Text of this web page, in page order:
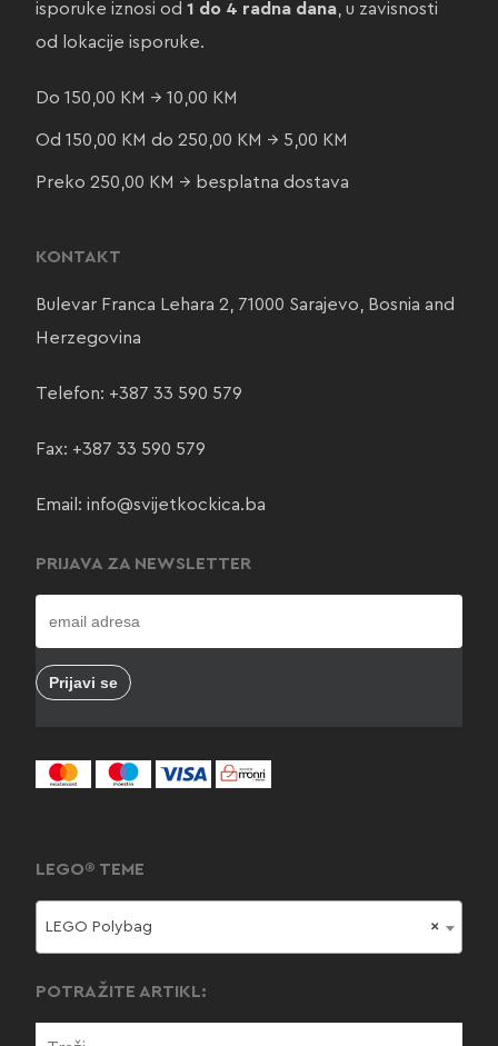
isporuke iznosi od 1 do 4 radna dana, u zavisnosti
od lokacije isporuke.
Do 150,00 KM → 10,00 KM
Od 150,00 KM do 250,00 KM → 5,00 KM
Preko 250,00 KM → besplatna dostava
KONTAKT
Bulevar Franca Lehara 2, 71000 Sarajevo, Bosnia and
Herzegovina
Telefon: +387 33 590 579
Fax: +387 33 590 579
Email: info@svijetkockica.ba
PRIJAVA ZA NEWSLETTER
LEGO® TEME
×
LEGO Polybag
POTRAŽITE ARTIKL: